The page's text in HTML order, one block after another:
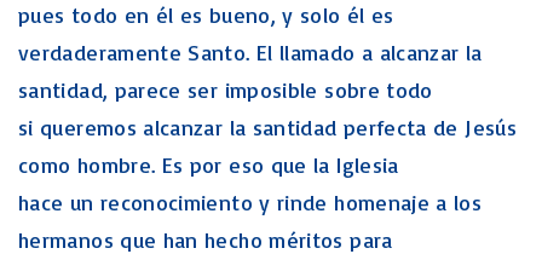
pues todo en él es bueno, y solo él es
verdaderamente Santo. El llamado a alcanzar la
santidad, parece ser imposible sobre todo
si queremos alcanzar la santidad perfecta de Jesús
como hombre. Es por eso que la Iglesia
hace un reconocimiento y rinde homenaje a los
hermanos que han hecho méritos para